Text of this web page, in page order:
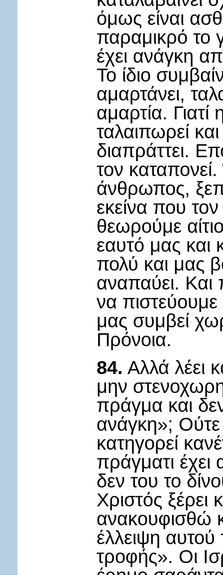
όμως είναι
παραμικρό το
έχει ανάγκη
Το ίδιο
αμαρτάνει,
αμαρτία. Γιατί
ταλαιπωρεί
διαπράττει.
τον
άνθρωπος,
εκείνα που
θεωρούμε
εαυτό μας και
πολύ και μας
αναπαύει.
να πιστεύουμε
μας συμβεί
Πρόνοια.
84. Αλλά λέει
μην
πράγμα και
ανάγκη»; Ούτε
κατηγορεί
πράγματι έχει
δεν του το
Χριστός
ανακουφισθώ
έλλειψη
τροφής». Οι